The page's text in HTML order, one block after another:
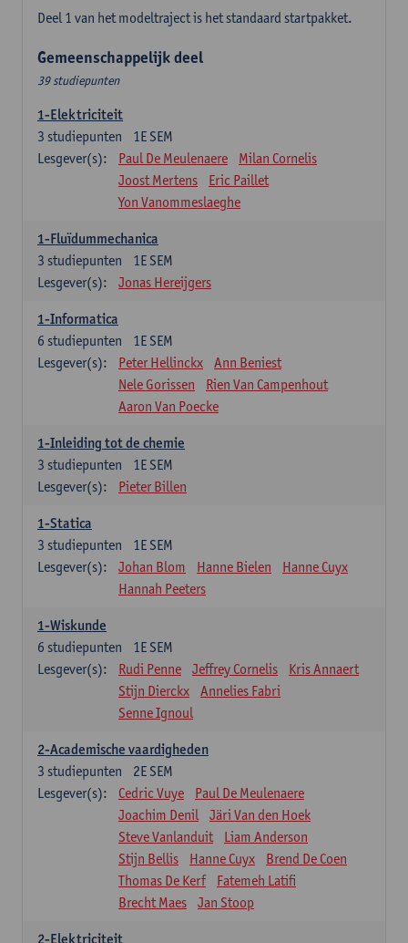
Deel 1 van het modeltraject is het standaard startpakket.
Gemeenschappelijk deel
39 studiepunten
1-Elektriciteit
1E SEM
3 studiepunten
Lesgever(s):
Paul De Meulenaere
Milan Cornelis
Joost Mertens
Eric Paillet
Yon Vanommeslaeghe
1-Fluïdummechanica
1E SEM
3 studiepunten
Lesgever(s):
Jonas Hereijgers
1-Informatica
1E SEM
6 studiepunten
Lesgever(s):
Peter Hellinckx
Ann Beniest
Nele Gorissen
Rien Van Campenhout
Aaron Van Poecke
1-Inleiding tot de chemie
1E SEM
3 studiepunten
Lesgever(s):
Pieter Billen
1-Statica
1E SEM
3 studiepunten
Lesgever(s):
Johan Blom Hanne Bielen
Hanne Cuyx
Hannah Peeters
1-Wiskunde
1E SEM
6 studiepunten
Lesgever(s):
Rudi Penne Jeffrey Cornelis
Kris Annaert
Stijn Dierckx
Annelies Fabri
Senne Ignoul
2-Academische vaardigheden
2E SEM
3 studiepunten
Lesgever(s):
Cedric Vuye
Paul De Meulenaere
Joachim Denil
Järi Van den Hoek
Steve Vanlanduit
Liam Anderson
Stijn Bellis
Hanne Cuyx
Brend De Coen
Thomas De Kerf
Fatemeh Latifi
Brecht Maes
Jan Stoop
2-Elektriciteit